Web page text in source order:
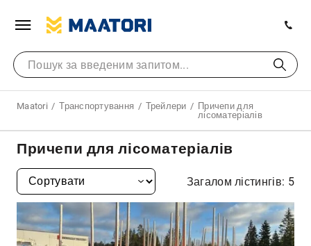
Maatori Транспортування Трейлери
Причепи для
лісоматеріалів
Причепи для лісоматеріалів
Загалом лістингів: 5